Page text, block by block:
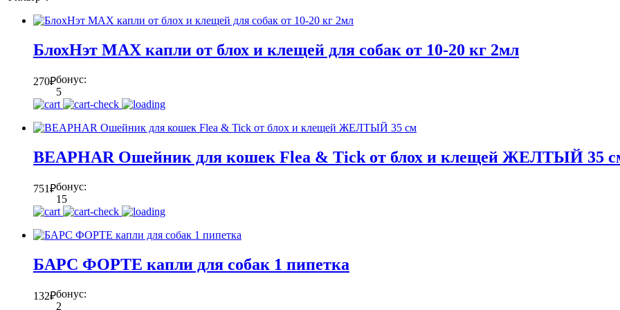
БлохНэт MAX капли от блох и клещей для собак от 10-20 кг 2мл
270₽бонус:
5
BEAPHAR Ошейник для кошек Flea & Tick от блох и клещей ЖЕЛТЫЙ 35
751₽бонус:
15
БАРС ФОРТЕ капли для собак 1 пипетка
132₽бонус:
2